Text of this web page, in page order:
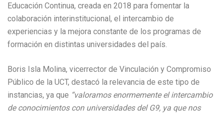
Educación Continua, creada en 2018 para fomentar la
colaboración interinstitucional, el intercambio de
experiencias y la mejora constante de los programas de
formación en distintas universidades del país.
Boris Isla Molina, vicerrector de Vinculación y Compromiso
Público de la UCT, destacó la relevancia de este tipo de
instancias, ya que “valoramos enormemente el intercambio
de conocimientos con universidades del G9, ya que nos